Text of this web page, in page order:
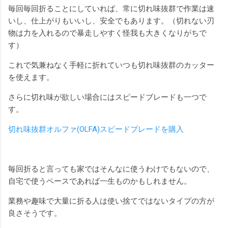
毎回毎回折ることにしていれば、常に切れ味抜群で作業は速
いし、仕上がりもいいし、安全でもあります。（切れない刃
物は力を入れるので暴走しやすく怪我も大きくなりがちで
す）
これで気兼ねなく手軽に折れていつも切れ味抜群のカッター
を使えます。
さらに切れ味が欲しい場合にはスピードブレードも一つで
す。
切れ味抜群オルファ(OLFA)スピードブレードを購入
毎回折ると言っても家ではそんなに使うわけでもないので、
自宅で使うペースであれば一生ものかもしれません。
業務や趣味で大量に折る人は使い捨てではないタイプの方が
良さそうです。